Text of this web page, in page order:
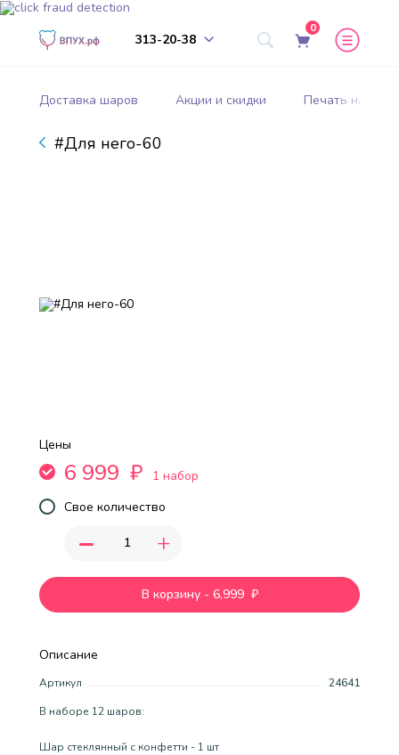
313-20-38
0
Доставка шаров Акции и скидки Печать на
#Для него-60
Описание
Артикул
24641
В наборе 12 шаров:
Шар стеклянный с конфетти - 1 шт
Цены
6 999 ₽
1 набор
Свое количество
- +
В корзину - 6,999 ₽